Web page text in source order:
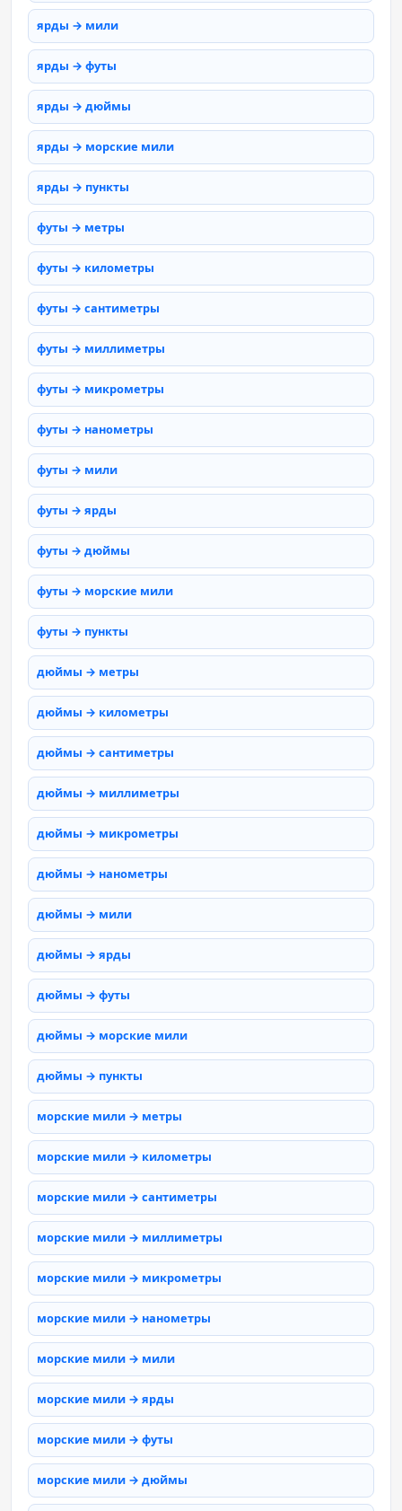
ярды → мили
ярды → футы
ярды → дюймы
ярды → морские мили
ярды → пункты
футы → метры
футы → километры
футы → сантиметры
футы → миллиметры
футы → микрометры
футы → нанометры
футы → мили
футы → ярды
футы → дюймы
футы → морские мили
футы → пункты
дюймы → метры
дюймы → километры
дюймы → сантиметры
дюймы → миллиметры
дюймы → микрометры
дюймы → нанометры
дюймы → мили
дюймы → ярды
дюймы → футы
дюймы → морские мили
дюймы → пункты
морские мили → метры
морские мили → километры
морские мили → сантиметры
морские мили → миллиметры
морские мили → микрометры
морские мили → нанометры
морские мили → мили
морские мили → ярды
морские мили → футы
морские мили → дюймы